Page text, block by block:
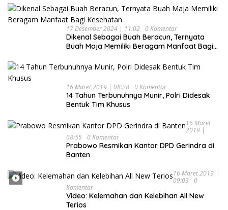
17 Desember 2024 | 11:02 0 Komentar
Dikenal Sebagai Buah Beracun, Ternyata
Buah Maja Memiliki Beragam Manfaat Bagi
16 Maret 2019 | 08:28 0 Komentar
14 Tahun Terbunuhnya Munir, Polri Didesak
Bentuk Tim Khusus
16 Maret
2019 |
08:55 0 Komentar
Prabowo Resmikan Kantor DPD Gerindra di
Banten
16 Maret 2019 |
09:03
0
Komentar
Video: Kelemahan dan Kelebihan All New
Terios